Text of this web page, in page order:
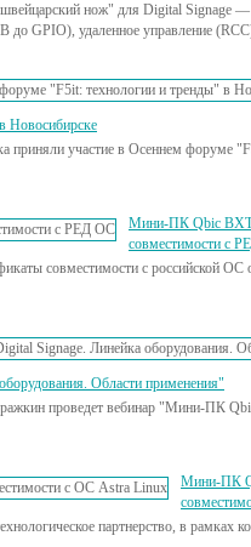
нож" для Digital Signage —
GPIO), удаленное управление
Новосибирске
приняли участие в Осеннем форуме
Мини-ПК Qbic
совместимости с
совместимости с российской ОС
Области применения"
проведет вебинар "Мини-ПК
Мини-ПК
партнерство, в рамках